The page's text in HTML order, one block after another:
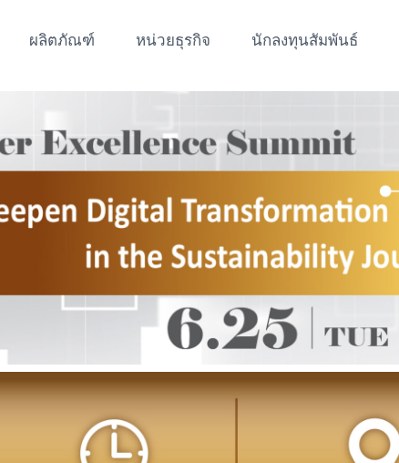
ผลิตภัณฑ์ หน่วยธุรกิจ นักลงทุนสัมพันธ์